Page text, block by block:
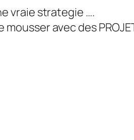
vraie strategie ….
avec des